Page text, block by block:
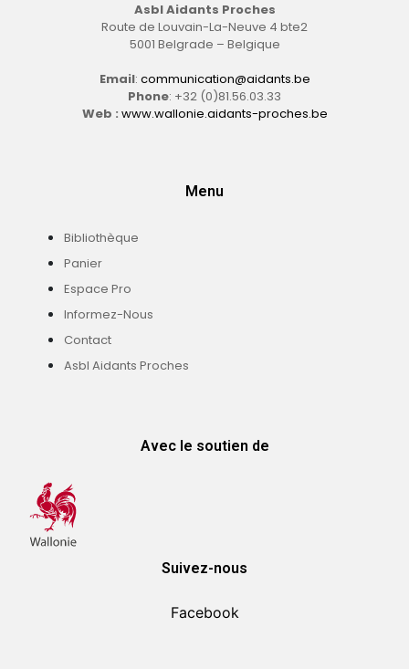
Asbl Aidants Proches
Route de Louvain-La-Neuve 4 bte2
5001 Belgrade – Belgique
Email: communication@aidants.be
Phone: +32 (0)81.56.03.33
Web : www.wallonie.aidants-proches.be
Menu
Bibliothèque
Panier
Espace Pro
Informez-Nous
Contact
Asbl Aidants Proches
Avec le soutien de
Suivez-nous
Facebook